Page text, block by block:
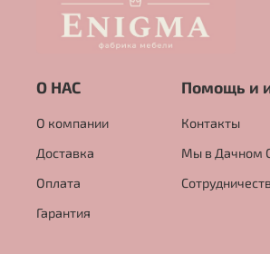
О НАС
О компании
Доставка
Оплата
Гарантия
Помощь и
Контакты
Мы в Дачном